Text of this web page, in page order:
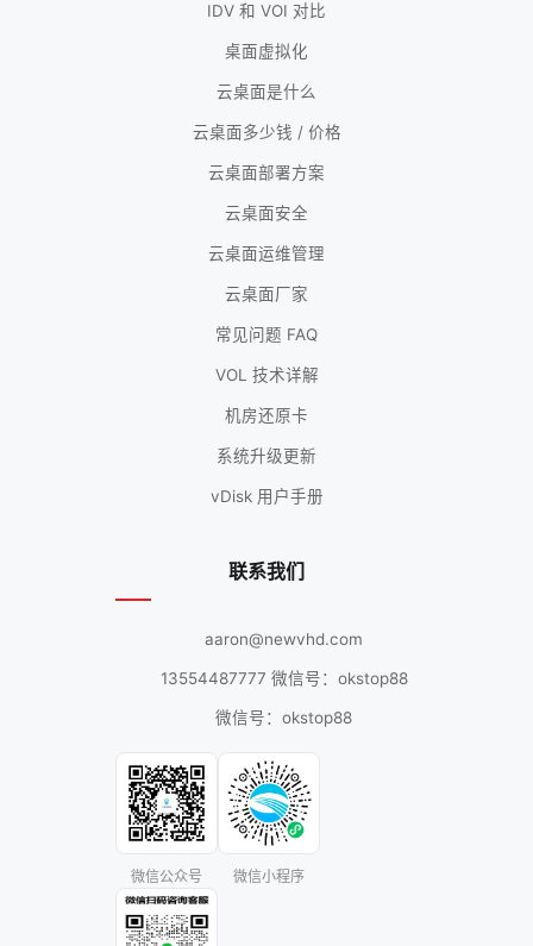
IDV 和 VOI 对比
桌面虚拟化
云桌面是什么
云桌面多少钱 / 价格
云桌面部署方案
云桌面安全
云桌面运维管理
云桌面厂家
常见问题 FAQ
VOL 技术详解
机房还原卡
系统升级更新
vDisk 用户手册
联系我们
aaron@newvhd.com
13554487777 微信号：okstop88
微信号：okstop88
微信公众号 微信小程序